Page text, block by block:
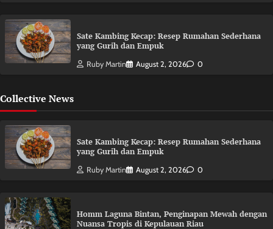
Sate Kambing Kecap: Resep Rumahan Sederhana
yang Gurih dan Empuk
Ruby Martin August 2, 2026 0
Collective News
Sate Kambing Kecap: Resep Rumahan Sederhana
yang Gurih dan Empuk
Ruby Martin August 2, 2026 0
Homm Laguna Bintan, Penginapan Mewah dengan
Nuansa Tropis di Kepulauan Riau